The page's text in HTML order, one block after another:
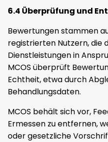
6.4 Überprüfung und
Bewertungen stammen
registrierten Nutzern, die
Dienstleistungen in
MCOS überprüft
Echtheit, etwa durch
Behandlungsdaten.
MCOS behält sich vor,
Ermessen zu entfernen,
oder gesetzliche